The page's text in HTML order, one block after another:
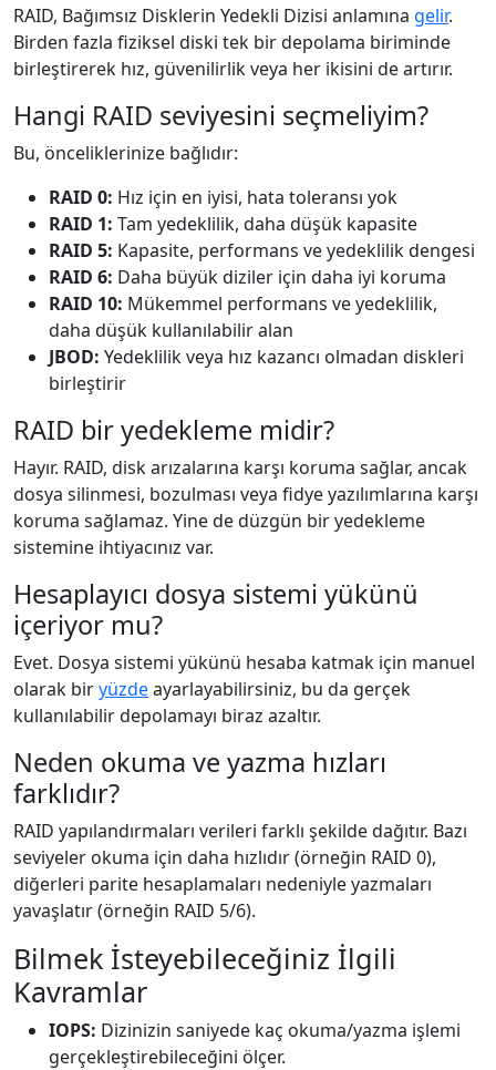
RAID, Bağımsız Disklerin Yedekli Dizisi anlamına gelir.
Birden fazla fiziksel diski tek bir depolama biriminde
birleştirerek hız, güvenilirlik veya her ikisini de artırır.
Hangi RAID seviyesini seçmeliyim?
Bu, önceliklerinize bağlıdır:
RAID 0: Hız için en iyisi, hata toleransı yok
RAID 1: Tam yedeklilik, daha düşük kapasite
RAID 5: Kapasite, performans ve yedeklilik dengesi
RAID 6: Daha büyük diziler için daha iyi koruma
RAID 10: Mükemmel performans ve yedeklilik,
daha düşük kullanılabilir alan
JBOD: Yedeklilik veya hız kazancı olmadan diskleri
birleştirir
RAID bir yedekleme midir?
Hayır. RAID, disk arızalarına karşı koruma sağlar, ancak
dosya silinmesi, bozulması veya fidye yazılımlarına karşı
koruma sağlamaz. Yine de düzgün bir yedekleme
sistemine ihtiyacınız var.
Hesaplayıcı dosya sistemi yükünü
içeriyor mu?
Evet. Dosya sistemi yükünü hesaba katmak için manuel
olarak biryüzdeayarlayabilirsiniz, bu da gerçek
kullanılabilir depolamayı biraz azaltır.
Neden okuma ve yazma hızları
farklıdır?
RAID yapılandırmaları verileri farklı şekilde dağıtır. Bazı
seviyeler okuma için daha hızlıdır (örneğin RAID 0),
diğerleri parite hesaplamaları nedeniyle yazmaları
yavaşlatır (örneğin RAID 5/6).
Bilmek İsteyebileceğiniz İlgili
Kavramlar
IOPS: Dizinizin saniyede kaç okuma/yazma işlemi
gerçekleştirebileceğini ölçer.